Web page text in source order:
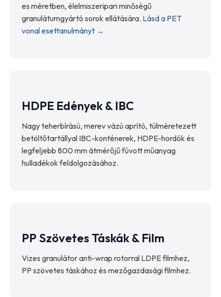
es méretben, élelmiszeripari minőségű
granulátumgyártó sorok ellátására. Lásd a PET
vonal esettanulmányt →
HDPE Edények & IBC
Nagy teherbírású, merev vázú aprító, túlméretezett
betöltőtartállyal IBC-konténerek, HDPE-hordók és
legfeljebb 800 mm átmérőjű fúvott műanyag
hulladékok feldolgozásához.
PP Szövetes Táskák & Film
Vizes granulátor anti-wrap rotorral LDPE filmhez,
PP szövetes táskához és mezőgazdasági filmhez.